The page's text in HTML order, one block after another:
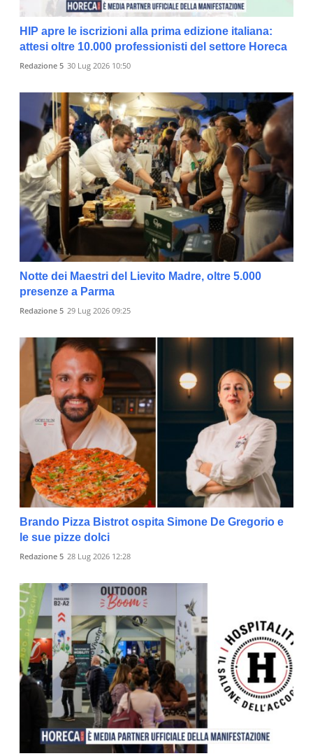
HIP apre le iscrizioni alla prima edizione italiana:
attesi oltre 10.000 professionisti del settore Horeca
Redazione 5 30 Lug 2026 10:50
Notte dei Maestri del Lievito Madre, oltre 5.000
presenze a Parma
Redazione 5 29 Lug 2026 09:25
Brando Pizza Bistrot ospita Simone De Gregorio e
le sue pizze dolci
Redazione 5 28 Lug 2026 12:28